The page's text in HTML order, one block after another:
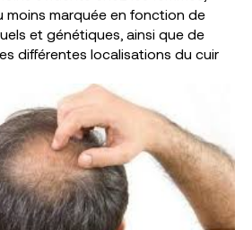
moins marquée en fonction de
et génétiques, ainsi que de
différentes localisations du cuir